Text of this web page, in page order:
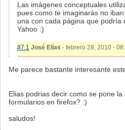
Las imágenes conceptuales
pues como te imaginarás no
una con cada página que podría
Yahoo :)
#7.1 José Elías - febrero 28, 2010 -
Me parece bastante interesante
Elias podrias decir como se pone
formularios en firefox? :)
saludos!